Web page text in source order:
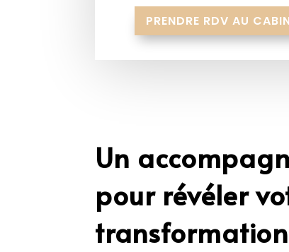
PRENDRE RDV AU
Un
pour révéler
transformation